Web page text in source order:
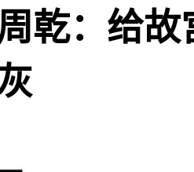
乾：给故